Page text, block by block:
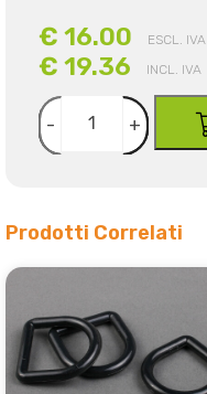
€ 16.00 ESCL. IVA
€ 19.36 INCL. IVA
- +
Prodotti Correlati